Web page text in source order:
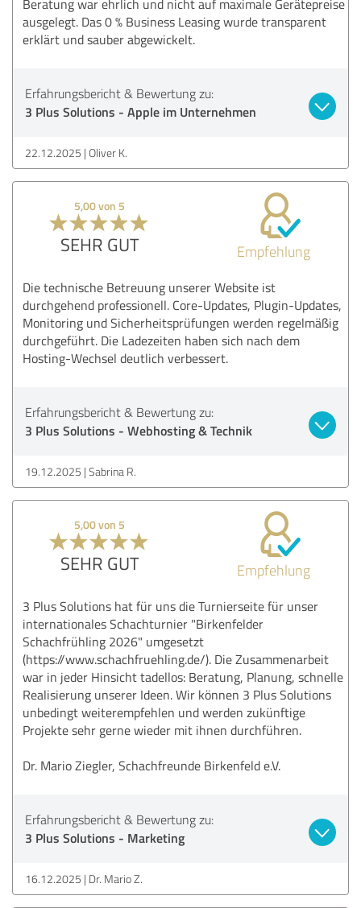
Beratung war ehrlich und nicht auf maximale Gerätepreise
ausgelegt. Das 0 % Business Leasing wurde transparent
erklärt und sauber abgewickelt.
Erfahrungsbericht & Bewertung zu:
3 Plus Solutions - Apple im Unternehmen
22.12.2025 Oliver K.
5,00 von 5
SEHR GUT Empfehlung
Die technische Betreuung unserer Website ist
durchgehend professionell. Core-Updates, Plugin-Updates,
Monitoring und Sicherheitsprüfungen werden regelmäßig
durchgeführt. Die Ladezeiten haben sich nach dem
Hosting-Wechsel deutlich verbessert.
Erfahrungsbericht & Bewertung zu:
3 Plus Solutions - Webhosting & Technik
19.12.2025 Sabrina R.
5,00 von 5
SEHR GUT Empfehlung
3 Plus Solutions hat für uns die Turnierseite für unser
internationales Schachturnier "Birkenfelder
Schachfrühling 2026" umgesetzt
(https://www.schachfruehling.de/). Die Zusammenarbeit
war in jeder Hinsicht tadellos: Beratung, Planung, schnelle
Realisierung unserer Ideen. Wir können 3 Plus Solutions
unbedingt weiterempfehlen und werden zukünftige
Projekte sehr gerne wieder mit ihnen durchführen.
Dr. Mario Ziegler, Schachfreunde Birkenfeld e.V.
Erfahrungsbericht & Bewertung zu:
3 Plus Solutions - Marketing
16.12.2025 Dr. Mario Z.